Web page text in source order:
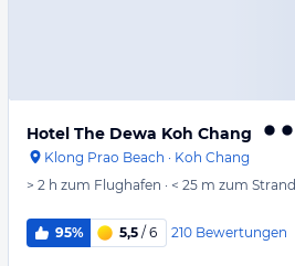
Hotel The Dewa Koh Chang
Klong Prao Beach · Koh Chang
> 2 h zum Flughafen · < 25 m zum Strand
95% 5,5 / 6 210 Bewertungen